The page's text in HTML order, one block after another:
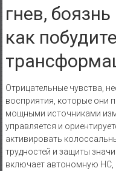
гнев,
как
Отрицательные чувства,
восприятия, которые они
мощными источниками
управляется и
активировать
трудностей и защиты
включает автономную НС,